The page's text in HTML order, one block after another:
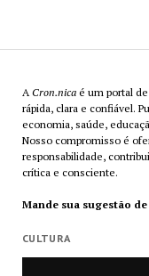
A Cron.nica é um portal
rápida, clara e confiável.
economia, saúde,
Nosso compromisso é
responsabilidade,
crítica e consciente.
Mande sua sugestão
CULTURA